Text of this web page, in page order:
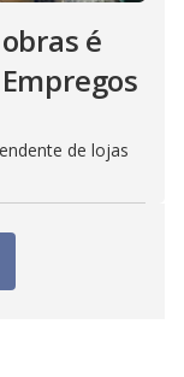
é
de lojas